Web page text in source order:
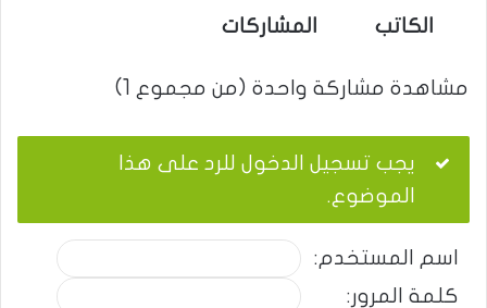
الكاتب المشاركات
مشاهدة مشاركة واحدة (من مجموع 1)
يجب تسجيل الدخول للرد على هذا
الموضوع.
اسم المستخدم:
كلمة المرور: